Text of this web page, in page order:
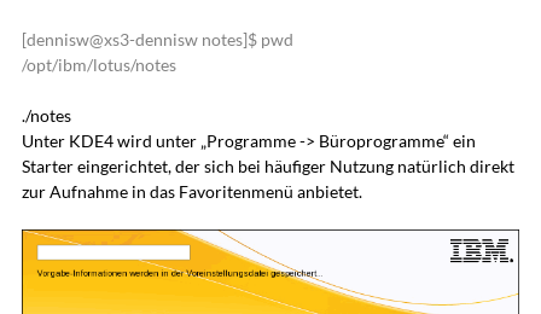
[dennisw@xs3-dennisw notes]$ pwd
/opt/ibm/lotus/notes
./notes
Unter KDE4 wird unter „Programme -> Büroprogramme“ ein
Starter eingerichtet, der sich bei häufiger Nutzung natürlich direkt
zur Aufnahme in das Favoritenmenü anbietet.